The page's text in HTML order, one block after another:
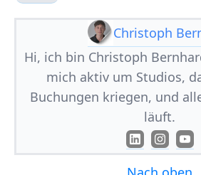
Christoph
Hi, ich bin Christoph
mich aktiv um Studios,
Buchungen kriegen, und
läuft.